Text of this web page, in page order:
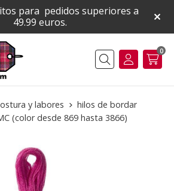
para pedidos superiores a
49.99 euros.
Buscar
0
y labores
hilos de bordar
(color desde 869 hasta 3866)